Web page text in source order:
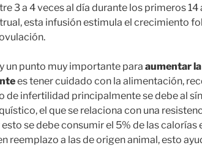
3 a 4 veces al día durante los primeros 14
esta infusión estimula el crecimiento
un punto muy importante para aumentar
es tener cuidado con la alimentación,
de infertilidad principalmente se debe al
el que se relaciona con una
se debe consumir el 5% de las calorías
reemplazo a las de origen animal, esto